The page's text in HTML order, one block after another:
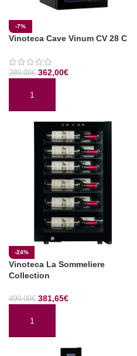
-7%
Vinoteca Cave Vinum CV 28 C
389,00€ 362,00€
AÑADIR AL CARRITO
-24%
Vinoteca La Sommeliere
Collection
499,00€ 381,65€
AÑADIR AL CARRITO